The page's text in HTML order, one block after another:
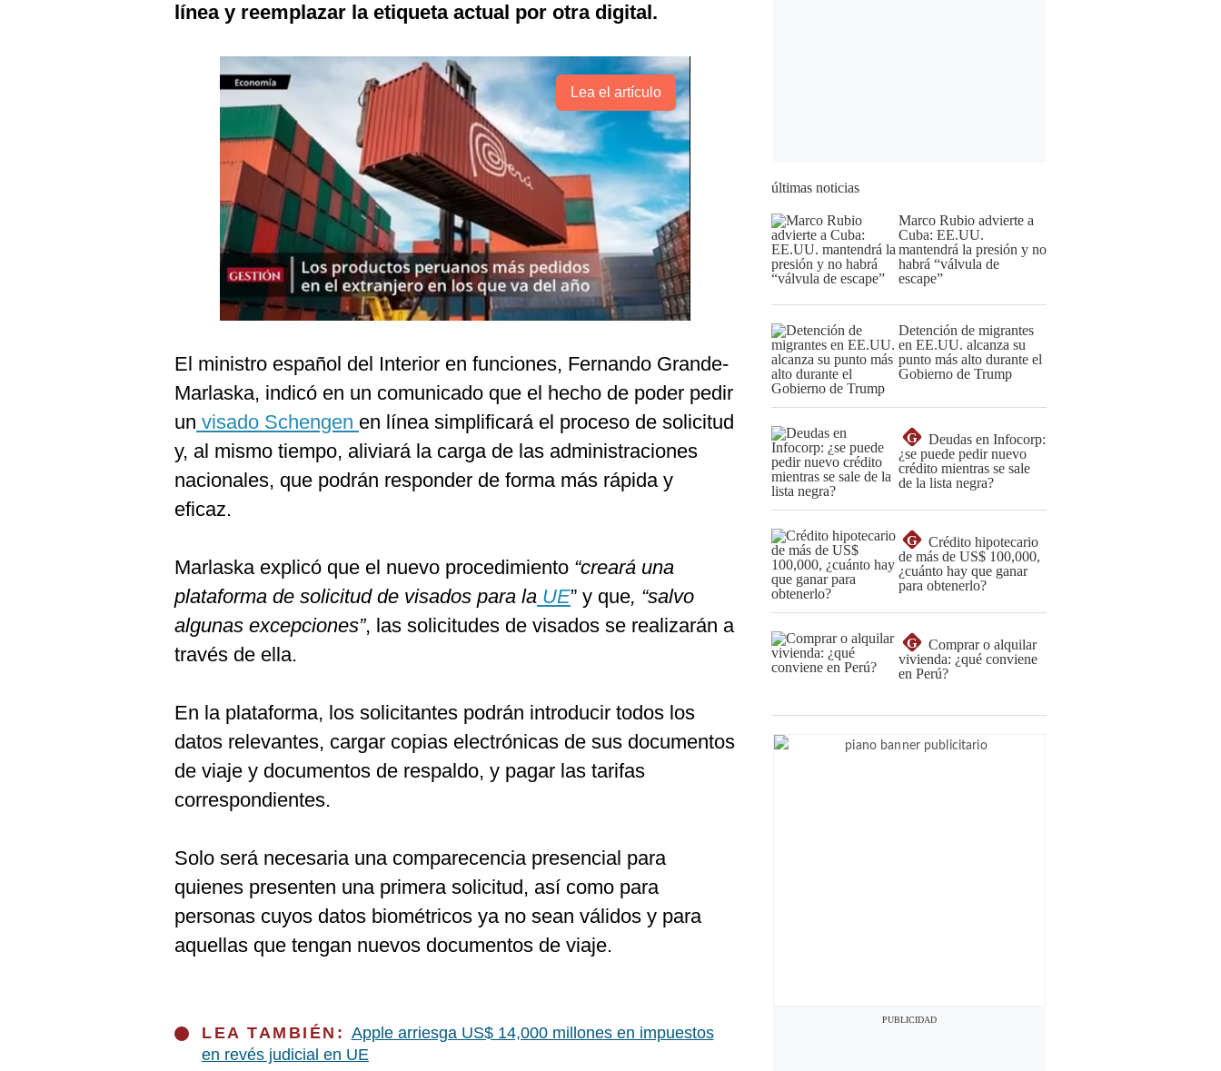
línea y reemplazar la etiqueta actual por otra digital.
Lea el artículo
El ministro español del Interior en funciones, Fernando Grande-
Marlaska, indicó en un comunicado que el hecho de poder pedir
un visado Schengen en línea simplificará el proceso de solicitud
y, al mismo tiempo, aliviará la carga de las administraciones
nacionales, que podrán responder de forma más rápida y
eficaz.
Marlaska explicó que el nuevo procedimiento “creará una
plataforma de solicitud de visados para la UE” y que, “salvo
algunas excepciones”, las solicitudes de visados se realizarán a
través de ella.
En la plataforma, los solicitantes podrán introducir todos los
datos relevantes, cargar copias electrónicas de sus documentos
de viaje y documentos de respaldo, y pagar las tarifas
correspondientes.
Solo será necesaria una comparecencia presencial para
quienes presenten una primera solicitud, así como para
personas cuyos datos biométricos ya no sean válidos y para
aquellas que tengan nuevos documentos de viaje.
LEA TAMBIÉN: Apple arriesga US$ 14,000 millones en impuestos
en revés judicial en UE
últimas noticias
Marco Rubio advierte a
Cuba: EE.UU.
mantendrá la presión y no
habrá “válvula de
escape”
Detención de migrantes
en EE.UU. alcanza su
punto más alto durante el
Gobierno de Trump
G
Deudas en Infocorp:
¿se puede pedir nuevo
crédito mientras se sale
de la lista negra?
G
Crédito hipotecario
de más de US$ 100,000,
¿cuánto hay que ganar
para obtenerlo?
G
Comprar o alquilar
vivienda: ¿qué conviene
en Perú?